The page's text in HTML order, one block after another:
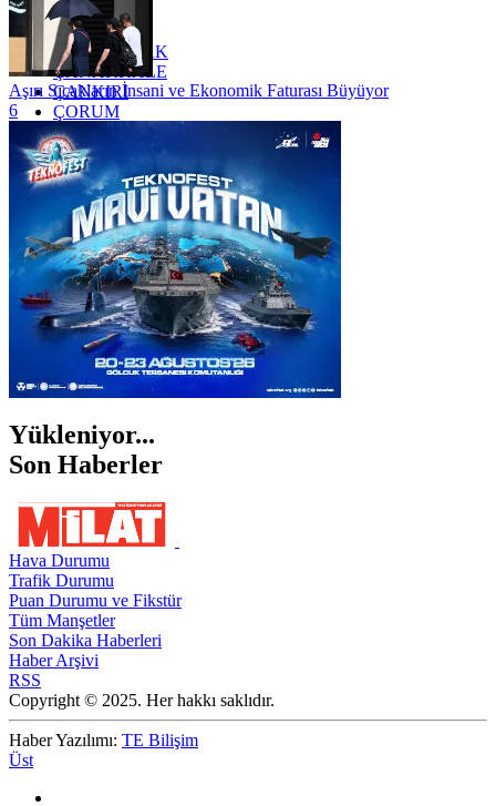
YALOVA
YOZGAT
ZONGULDAK
ÇANAKKALE
ÇANKIRI
ÇORUM
İSTANBUL
İZMİR
ŞANLIURFA
ŞIRNAK
Aşırı Sıcakların İnsani ve Ekonomik Faturası Büyüyor
6
Yükleniyor...
Son Haberler
Hava Durumu
Trafik Durumu
Puan Durumu ve Fikstür
Tüm Manşetler
Son Dakika Haberleri
Haber Arşivi
RSS
Copyright © 2025. Her hakkı saklıdır.
Haber Yazılımı: TE Bilişim
Üst